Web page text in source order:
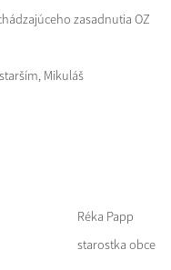
zasadnutia OZ
Mikuláš
Réka Papp
starostka obce